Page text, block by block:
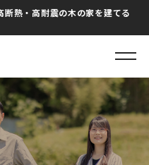
熱・高耐震の木の家を建てる